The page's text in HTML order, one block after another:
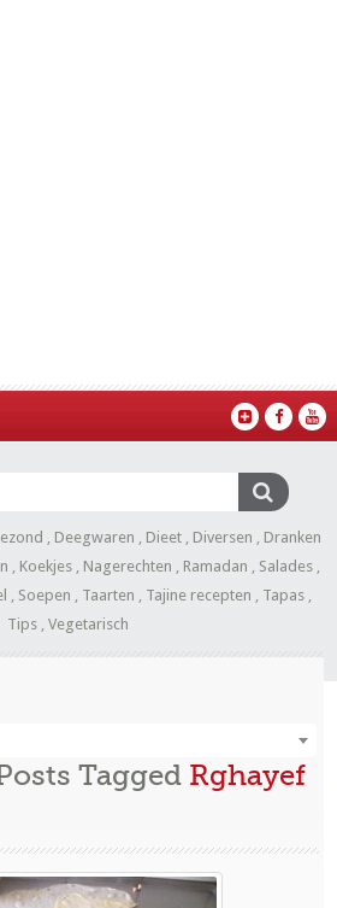
, Deegwaren , Dieet , Diversen , Dranken
, Koekjes , Nagerechten , Ramadan , Salades ,
, Soepen , Taarten , Tajine recepten , Tapas ,
Tips, Vegetarisch
Tagged Rghayef